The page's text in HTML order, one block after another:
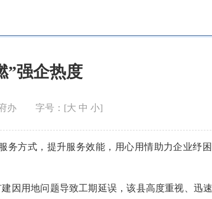
”强企热度
办 字号：[大 中 小]
务方式，提升服务效能，用心用情助力企业纾
因用地问题导致工期延误，该县高度重视、迅